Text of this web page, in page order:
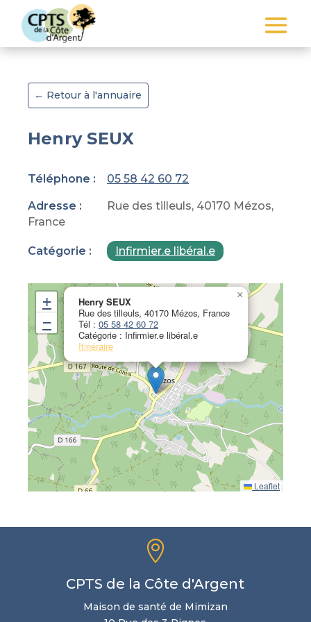
← Retour à l'annuaire
Henry SEUX
Téléphone : 05 58 42 60 72
Adresse :
Rue des tilleuls, 40170 Mézos,
France
Catégorie : Infirmier.e libéral.e
Henry SEUX
Rue des tilleuls, 40170 Mézos, France
Tél : 05 58 42 60 72
Catégorie : Infirmier.e libéral.e
Itinéraire
×
+
−
Leaflet

CPTS de la Côte d'Argent
Maison de santé de Mimizan